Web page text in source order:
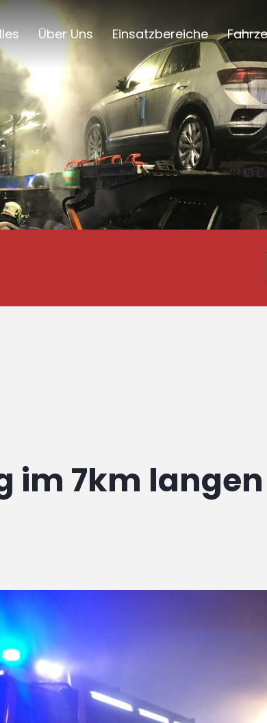
Über Uns Einsatzbereiche
im 7km